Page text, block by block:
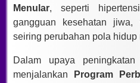
Menular, seperti
gangguan kesehatan jiwa,
seiring perubahan pola hidup
Dalam upaya
menjalankan
Program